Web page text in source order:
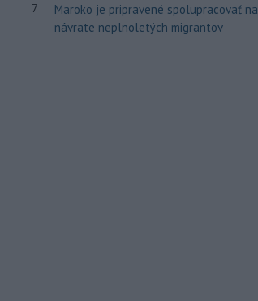
7
Maroko je pripravené spolupracovať na
návrate neplnoletých migrantov